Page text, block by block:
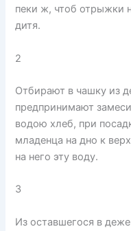
пеки ж, чтоб отрыжки
дитя.
2
Отбирают в чашку из
предпринимают
водою хлеб, при
младенца на дно к
на него эту воду.
3
Из оставшегося в